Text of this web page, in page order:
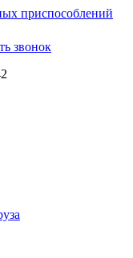
приспособлений
звонок